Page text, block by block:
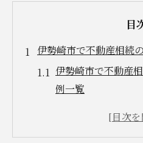
目
伊勢崎市で不動産相続
伊勢崎市で不動産
例一覧
不動産相続の課題